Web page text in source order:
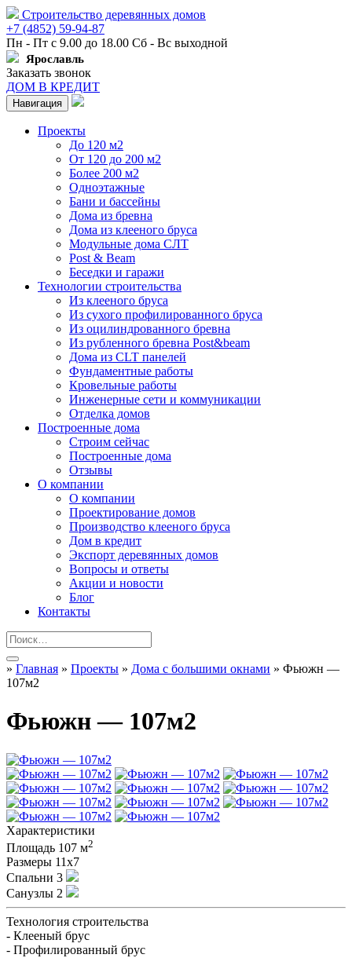
Строительство деревянных домов
+7 (4852) 59-94-87
Пн - Пт с 9.00 до 18.00 Сб - Вс выходной
Ярославль
Заказать звонок
ДОМ В КРЕДИТ
Навигация
Проекты
До 120 м2
От 120 до 200 м2
Более 200 м2
Одноэтажные
Бани и бассейны
Дома из бревна
Дома из клееного бруса
Модульные дома СЛТ
Post & Beam
Беседки и гаражи
Технологии строительства
Из клееного бруса
Из сухого профилированного бруса
Из оцилиндрованного бревна
Из рубленного бревна Post&beam
Дома из CLT панелей
Фундаментные работы
Кровельные работы
Инженерные сети и коммуникации
Отделка домов
Построенные дома
Строим сейчас
Построенные дома
Отзывы
О компании
О компании
Проектирование домов
Производство клееного бруса
Дом в кредит
Экспорт деревянных домов
Вопросы и ответы
Акции и новости
Блог
Контакты
» Главная » Проекты » Дома с большими окнами » Фьюжн —
107м2
Фьюжн — 107м2
Характеристики
Площадь 107 м2
Размеры 11х7
Спальни 3
Санузлы 2
Технология строительства
- Клееный брус
- Профилированный брус